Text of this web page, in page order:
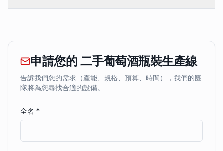
申請您的 二手葡萄酒瓶裝生產線
告訴我們您的需求（產能、規格、預算、時間），我們的團
隊將為您尋找合適的設備。
全名 *